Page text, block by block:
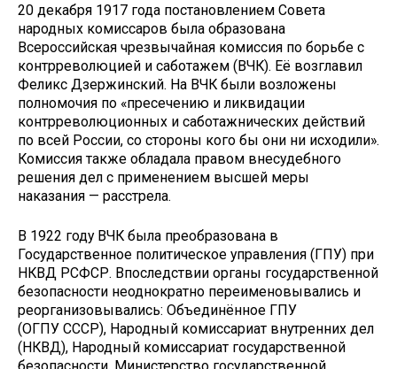
20 декабря 1917 года постановлением Совета
народных комиссаров была образована
Всероссийская чрезвычайная комиссия по борьбе с
контрреволюцией и саботажем (ВЧК). Её возглавил
Феликс Дзержинский. На ВЧК были возложены
полномочия по «пресечению и ликвидации
контрреволюционных и саботажнических действий
по всей России, со стороны кого бы они ни исходили».
Комиссия также обладала правом внесудебного
решения дел с применением высшей меры
наказания — расстрела.
В 1922 году ВЧК была преобразована в
Государственное политическое управления (ГПУ) при
НКВД РСФСР. Впоследствии органы государственной
безопасности неоднократно переименовывались и
реорганизовывались: Объединённое ГПУ
(ОГПУ СССР), Народный комиссариат внутренних дел
(НКВД), Народный комиссариат государственной
безопасности, Министерство государственной